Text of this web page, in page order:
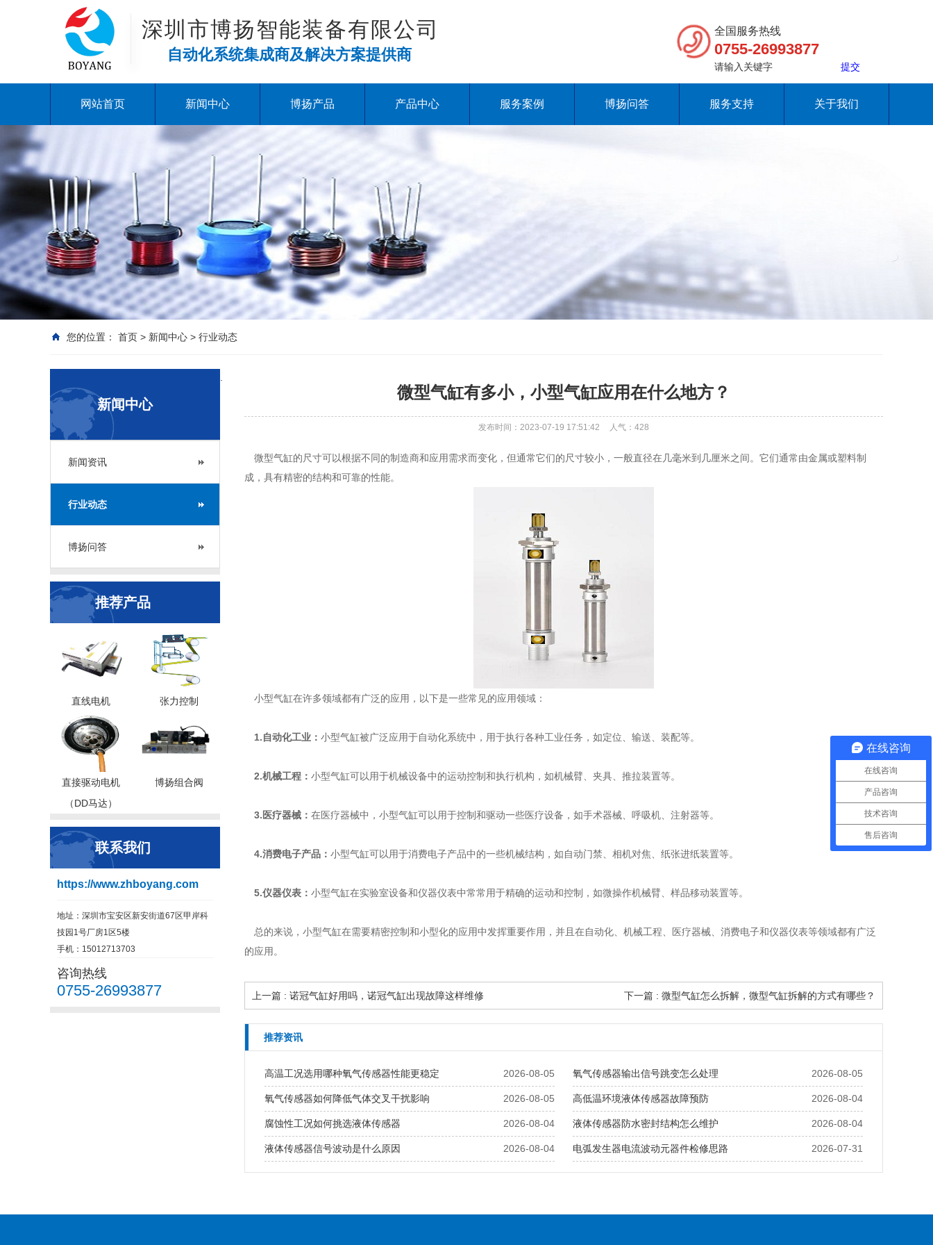
深圳市博扬智能装备有限公司
自动化系统集成商及解决方案提供商
全国服务热线
0755-26993877
网站首页 新闻中心 博扬产品 产品中心 服务案例 博扬问答 服务支持 关于我们
您的位置： 首页 > 新闻中心 > 行业动态
新闻中心
新闻资讯
行业动态
博扬问答
推荐产品
直线电机 张力控制
直接驱动电机
（DD马达）
博扬组合阀
联系我们
https://www.zhboyang.com
地址：深圳市宝安区新安街道67区甲岸科
技园1号厂房1区5楼
手机：15012713703
咨询热线
0755-26993877
微型气缸有多小，小型气缸应用在什么地方？
发布时间：2023-07-19 17:51:42 人气： 428
微型气缸的尺寸可以根据不同的制造商和应用需求而变化，但通常它们的尺寸较小，一般直径在几毫米到几厘米之间。它们通常由金属或塑料制
成，具有精密的结构和可靠的性能。
小型气缸在许多领域都有广泛的应用，以下是一些常见的应用领域：
1.自动化工业： 小型气缸被广泛应用于自动化系统中，用于执行各种工业任务，如定位、输送、装配等。
2.机械工程： 小型气缸可以用于机械设备中的运动控制和执行机构，如机械臂、夹具、推拉装置等。
3.医疗器械： 在医疗器械中，小型气缸可以用于控制和驱动一些医疗设备，如手术器械、呼吸机、注射器等。
4.消费电子产品： 小型气缸可以用于消费电子产品中的一些机械结构，如自动门禁、相机对焦、纸张进纸装置等。
5.仪器仪表： 小型气缸在实验室设备和仪器仪表中常常用于精确的运动和控制，如微操作机械臂、样品移动装置等。
总的来说，小型气缸在需要精密控制和小型化的应用中发挥重要作用，并且在自动化、机械工程、医疗器械、消费电子和仪器仪表等领域都有广泛
的应用。
上一篇 : 诺冠气缸好用吗，诺冠气缸出现故障这样维修 下一篇 : 微型气缸怎么拆解，微型气缸拆解的方式有哪些？
推荐资讯
2026-08-05
高温工况选用哪种氧气传感器性能更稳定 2026-08-05
氧气传感器输出信号跳变怎么处理
2026-08-05
氧气传感器如何降低气体交叉干扰影响 2026-08-04
高低温环境液体传感器故障预防
2026-08-04
腐蚀性工况如何挑选液体传感器 2026-08-04
液体传感器防水密封结构怎么维护
2026-08-04
液体传感器信号波动是什么原因 2026-07-31
电弧发生器电流波动元器件检修思路
在线咨询
在线咨询
产品咨询
技术咨询
售后咨询